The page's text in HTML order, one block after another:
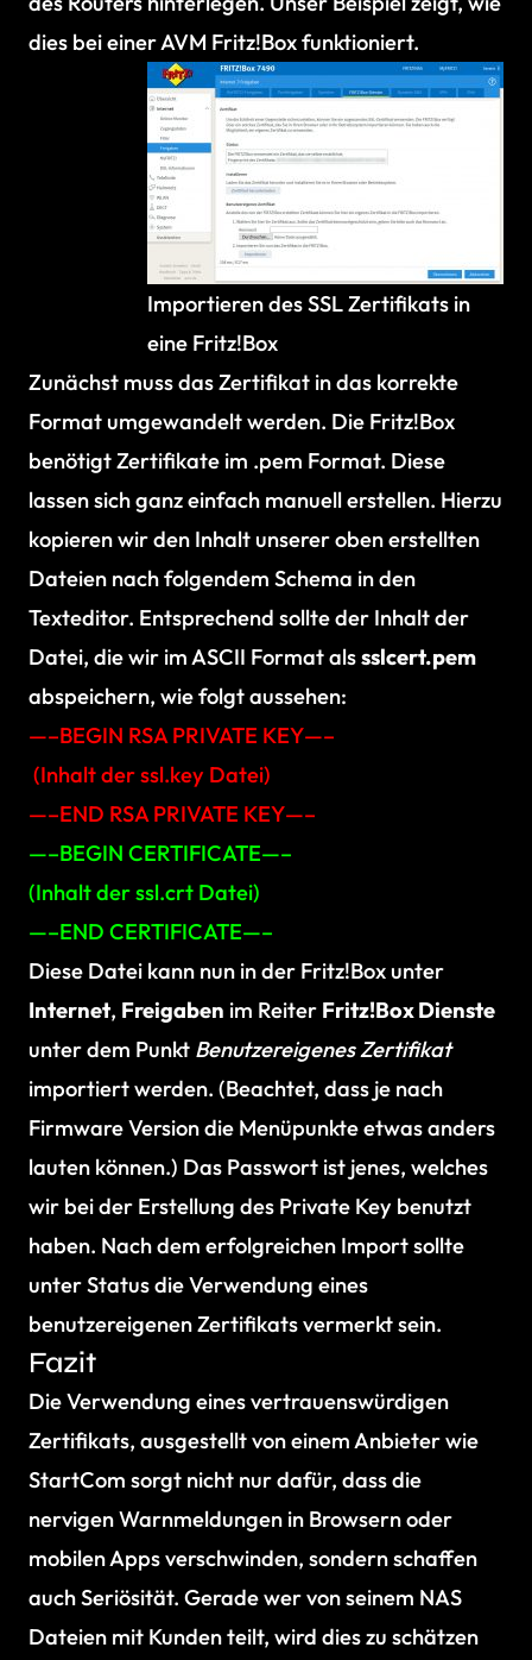
dies bei einer AVM Fritz!Box funktioniert.
Importieren des SSL Zertifikats in
eine Fritz!Box
Zunächst muss das Zertifikat in das korrekte
Format umgewandelt werden. Die Fritz!Box
benötigt Zertifikate im .pem Format. Diese
lassen sich ganz einfach manuell erstellen. Hierzu
kopieren wir den Inhalt unserer oben erstellten
Dateien nach folgendem Schema in den
Texteditor. Entsprechend sollte der Inhalt der
Datei, die wir im ASCII Format alssslcert.pem
abspeichern, wie folgt aussehen:
—–BEGIN RSA PRIVATE KEY—–
(Inhalt der ssl.key Datei)
—–END RSA PRIVATE KEY—–
—–BEGIN CERTIFICATE—–
(Inhalt der ssl.crt Datei)
—–END CERTIFICATE—–
Diese Datei kann nun in der Fritz!Box unter
Internet, Freigaben im Reiter Fritz!Box Dienste
unter dem Punkt Benutzereigenes Zertifikat
importiert werden. (Beachtet, dass je nach
Firmware Version die Menüpunkte etwas anders
lauten können.) Das Passwort ist jenes, welches
wir bei der Erstellung des Private Key benutzt
haben. Nach dem erfolgreichen Import sollte
unter Status die Verwendung eines
benutzereigenen Zertifikats vermerkt sein.
Fazit
Die Verwendung eines vertrauenswürdigen
Zertifikats, ausgestellt von einem Anbieter wie
StartCom sorgt nicht nur dafür, dass die
nervigen Warnmeldungen in Browsern oder
mobilen Apps verschwinden, sondern schaffen
auch Seriösität. Gerade wer von seinem NAS
Dateien mit Kunden teilt, wird dies zu schätzen